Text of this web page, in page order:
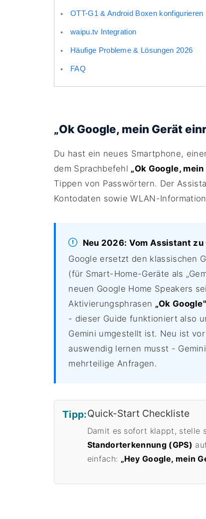
OTT-G1 & Android Boxen konfigurieren
waipu.tv Integration
Häufige Probleme & Lösungen 2026
FAQ
„Ok Google, mein Gerät
Du hast ein neues Smartphone,
dem Sprachbefehl „Ok Google,
Tippen von Passwörtern. Der
Kontodaten sowie WLAN-
Neu 2026: Vom Assistant zu
Google ersetzt den klassischen
(für Smart-Home-Geräte als
neuen Google Home Speakers
Aktivierungsphrasen „Ok Google"
- dieser Guide funktioniert also
Gemini umgestellt ist. Neu ist
auswendig lernen musst -
mehrteilige Anfragen.
Tipp:Quick-Start Checkliste
Damit es sofort klappt, stelle
Standorterkennung (GPS)
einfach: „Hey Google, mein